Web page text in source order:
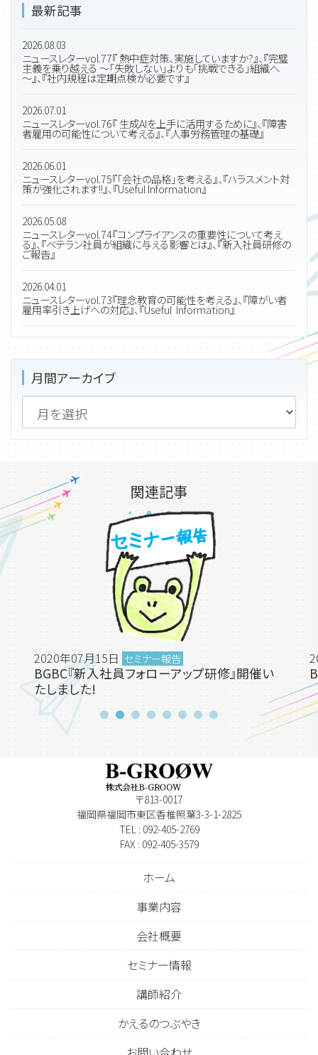
最新記事
2026.08.03
ニュースレターvol.77『 熱中症対策、実施していますか?』、『完璧
主義を乗り越える ～「失敗しない」よりも「挑戦できる」組織へ
～』、『社内規程は定期点検が必要です』
2026.07.01
ニュースレターvol.76『 生成AIを上手に活用するために』、『障害
者雇用の可能性について考える』、『人事労務管理の基礎』
2026.06.01
ニュースレターvol.75『「会社の品格」を考える』、『ハラスメント対
策が強化されます!!』、『Useful Information』
2026.05.08
ニュースレターvol.74『コンプライアンスの重要性について考え
る』、『ベテラン社員が組織に与える影響とは』、『新入社員研修の
ご報告』
2026.04.01
ニュースレターvol.73『理念教育の可能性を考える』、『障がい者
雇用率引き上げへの対応』、『Useful Information』
月間アーカイブ
関連記事
2020年07月15日 セミナー報告
BGBC『新入社員フォローアップ研修』開催い
たしました!
〒813-0017
福岡県福岡市東区香椎照葉3-3-1-2825
TEL : 092-405-2769
FAX : 092-405-3579
ホーム
事業内容
会社概要
セミナー情報
講師紹介
かえるのつぶやき